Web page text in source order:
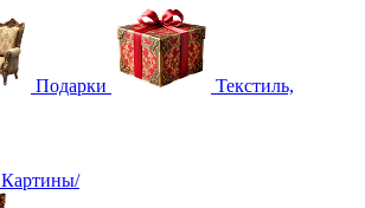
Подарки Текстиль,
Картины/